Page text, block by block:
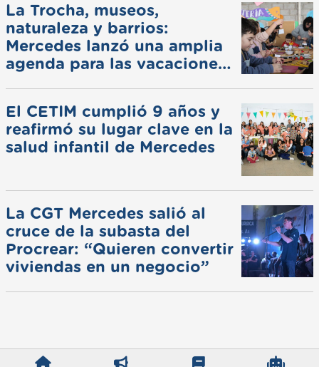
La Trocha, museos,
naturaleza y barrios:
Mercedes lanzó una amplia
agenda para las vacaciones
El CETIM cumplió 9 años y
reafirmó su lugar clave en la
salud infantil de Mercedes
La CGT Mercedes salió al
cruce de la subasta del
Procrear: “Quieren convertir
viviendas en un negocio”